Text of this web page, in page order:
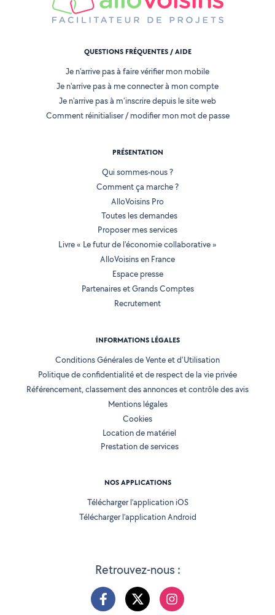
Retrouvez-nous :
QUESTIONS FRÉQUENTES / AIDE
Je n'arrive pas à faire vérifier mon mobile
Je n'arrive pas à me connecter à mon compte
Je n'arrive pas à m'inscrire depuis le site web
Comment réinitialiser / modifier mon mot de passe
PRÉSENTATION
Qui sommes-nous ?
Comment ça marche ?
AlloVoisins Pro
Toutes les demandes
Proposer mes services
Livre « Le futur de l'économie collaborative »
AlloVoisins en France
Espace presse
Partenaires et Grands Comptes
Recrutement
INFORMATIONS LÉGALES
Conditions Générales de Vente et d'Utilisation
Politique de confidentialité et de respect de la vie privée
Référencement, classement des annonces et contrôle des avis
Mentions légales
Cookies
Location de matériel
Prestation de services
NOS APPLICATIONS
Télécharger l’application iOS
Télécharger l’application Android